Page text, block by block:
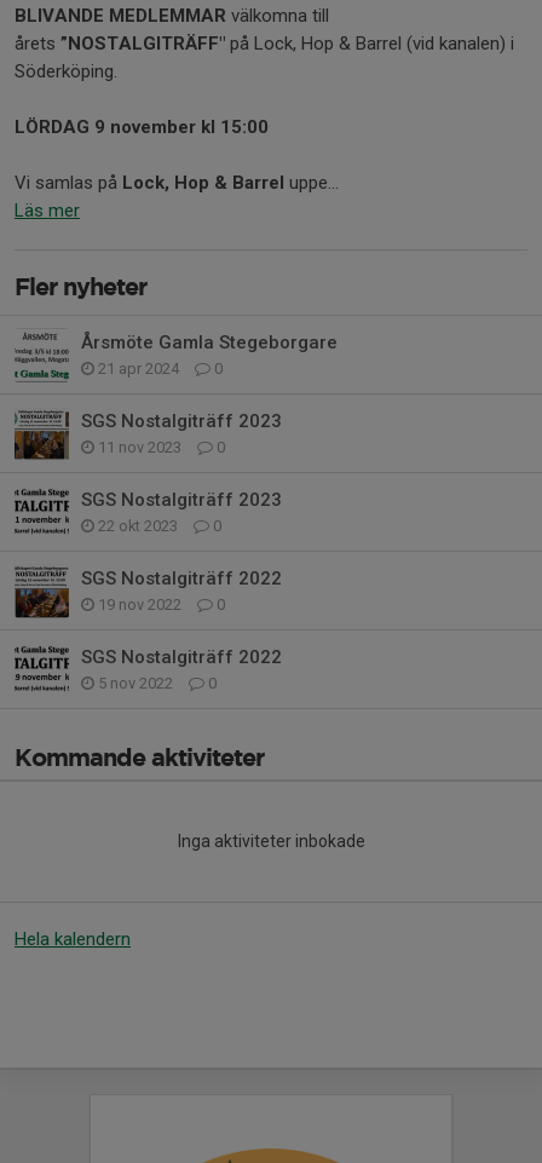
BLIVANDE MEDLEMMAR välkomna till
årets ”NOSTALGITRÄFF" på Lock, Hop & Barrel (vid kanalen) i
Söderköping.
LÖRDAG 9 november kl 15:00
Vi samlas på Lock, Hop & Barrel uppe...
Läs mer
Fler nyheter
Årsmöte Gamla Stegeborgare
21 apr 2024 0
SGS Nostalgiträff 2023
11 nov 2023 0
SGS Nostalgiträff 2023
22 okt 2023 0
SGS Nostalgiträff 2022
19 nov 2022 0
SGS Nostalgiträff 2022
5 nov 2022 0
Kommande aktiviteter
Inga aktiviteter inbokade
Hela kalendern